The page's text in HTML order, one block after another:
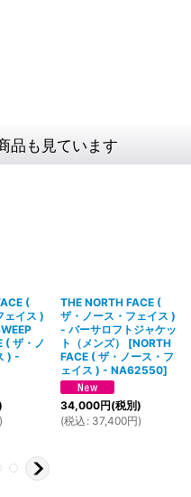
品も見ています
(
ェイス )
( ザ・ノ
) -
)
THE NORTH FACE (
ザ・ノース・フェイス )
- バーサロフトジャケッ
ト（メンズ）
[NORTH
FACE ( ザ・ノース・フ
ェイス ) - NA62550]
34,000円(税別)
(税込 : 37,400円)